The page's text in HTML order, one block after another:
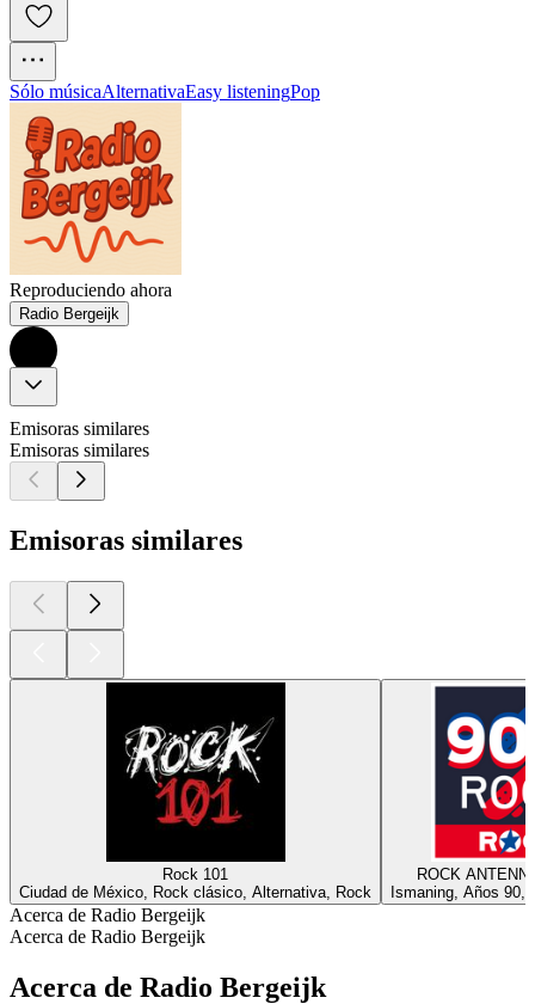
Sólo músicaAlternativaEasy listeningPop
Reproduciendo ahora
Radio Bergeijk
Emisoras similares
Emisoras similares
Emisoras similares
Rock 101
Ciudad de México, Rock clásico, Alternativa, Rock
ROCK
Ismaning, Años 90,
Acerca de Radio Bergeijk
Acerca de Radio Bergeijk
Acerca de Radio Bergeijk